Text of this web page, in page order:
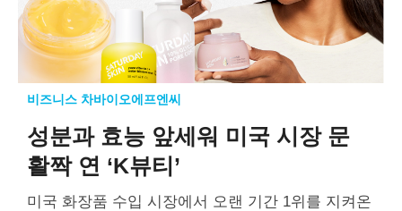
비즈니스 차바이오에프엔씨
성분과 효능 앞세워 미국 시장 문
활짝 연 ‘K뷰티’
미국 화장품 수입 시장에서 오랜 기간 1위를 지켜온